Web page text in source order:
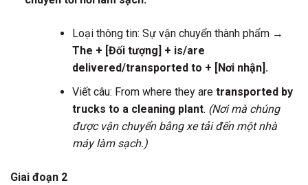
Loại thông tin: Sự vận chuyển thành phẩm →
The + [Đối tượng] + is/are
delivered/transported to + [Nơi nhận].
Viết câu: From where they are transported by
trucks to a cleaning plant. (Nơi mà chúng
được vận chuyển bằng xe tải đến một nhà
máy làm sạch.)
Giai đoạn 2